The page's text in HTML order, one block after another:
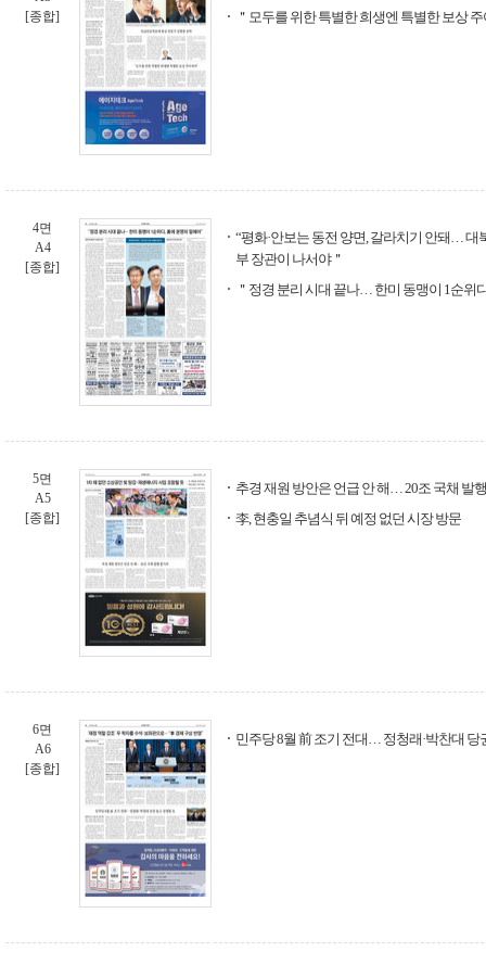
[종합]
＂모두를 위한 특별한 희생엔 특별한 보상
4면
A4
[종합]
“평화·안보는 동전 양면, 갈라치기 안돼… 대
부 장관이 나서야＂
＂정경 분리 시대 끝나… 한미 동맹이 1순위
5면
A5
[종합]
추경 재원 방안은 언급 안 해… 20조 국채 발
李, 현충일 추념식 뒤 예정 없던 시장 방문
6면
A6
[종합]
민주당 8월 前 조기 전대… 정청래·박찬대 당